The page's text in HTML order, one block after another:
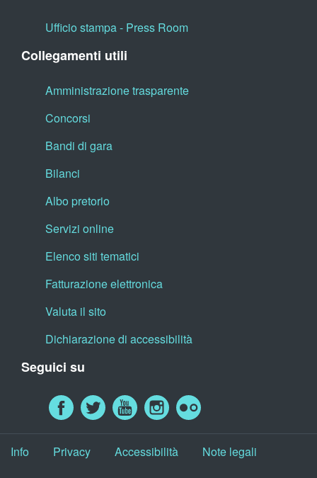
Ufficio stampa - Press Room
Collegamenti utili
Amministrazione trasparente
Concorsi
Bandi di gara
Bilanci
Albo pretorio
Servizi online
Elenco siti tematici
Fatturazione elettronica
Valuta il sito
Dichiarazione di accessibilità
Seguici su
Info Privacy Accessibilità Note legali